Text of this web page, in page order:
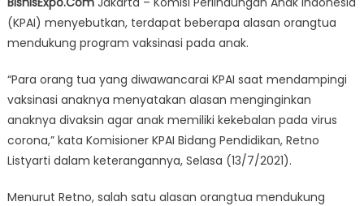
Tua
Dukung
19
Anak
Demi
PTM
(KPAI) menyebutkan, terdapat beberapa alasan orangtua
mendukung program vaksinasi pada anak.
“Para orang tua yang diwawancarai KPAI saat mendampingi
vaksinasi anaknya menyatakan alasan menginginkan
anaknya divaksin agar anak memiliki kekebalan pada virus
corona,” kata Komisioner KPAI Bidang Pendidikan, Retno
Listyarti dalam keterangannya, Selasa (13/7/2021).
Menurut Retno, salah satu alasan orangtua mendukung